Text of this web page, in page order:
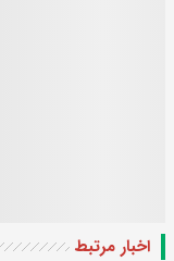
اخبار مرتبط